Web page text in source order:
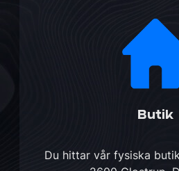
Butik
Du hittar vår fysiska